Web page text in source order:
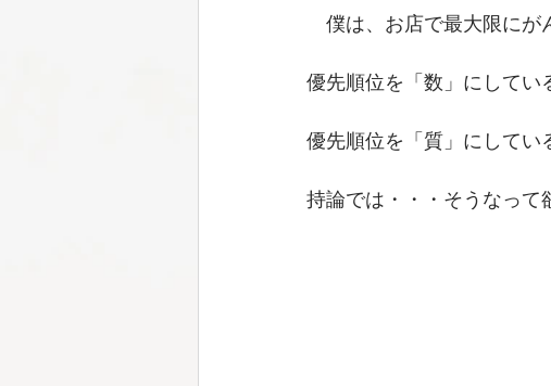
僕は、お店で最大限にが
優先順位を「数」にしてい
優先順位を「質」にしてい
持論では・・・そうなって